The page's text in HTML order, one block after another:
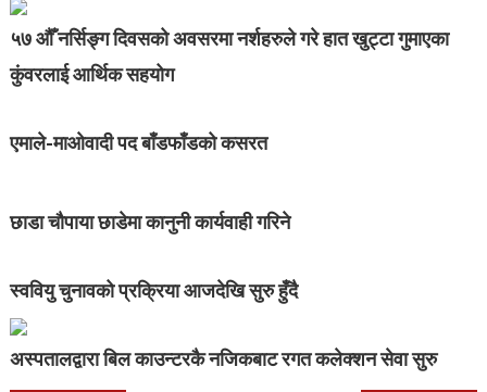
५७ औँ नर्सिङ्ग दिवसको अवसरमा नर्शहरुले गरे हात खुट्टा गुमाएका
कुंवरलाई आर्थिक सहयोग
एमाले-माओवादी पद बाँडफाँडको कसरत
छाडा चौपाया छाडेमा कानुनी कार्यवाही गरिने
स्ववियु चुनावको प्रक्रिया आजदेखि सुरु हुँदै
अस्पतालद्वारा बिल काउन्टरकै नजिकबाट रगत कलेक्शन सेवा सुरु